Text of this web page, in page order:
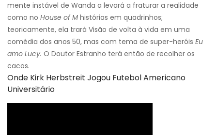
mente instável de Wanda a levará a fraturar a realidade
como no House of M histórias em quadrinhos;
teoricamente, ela trará Visão de volta à vida em uma
comédia dos anos 50, mas com tema de super-heróis Eu
amo Lucy. O Doutor Estranho terá então de recolher os
cacos.
Onde Kirk Herbstreit Jogou Futebol Americano
Universitário